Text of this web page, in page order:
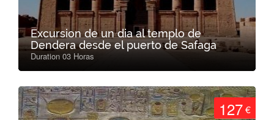
Excursion de un dia al templo de
Dendera desde el puerto de Safaga
Duration 03 Horas
127€